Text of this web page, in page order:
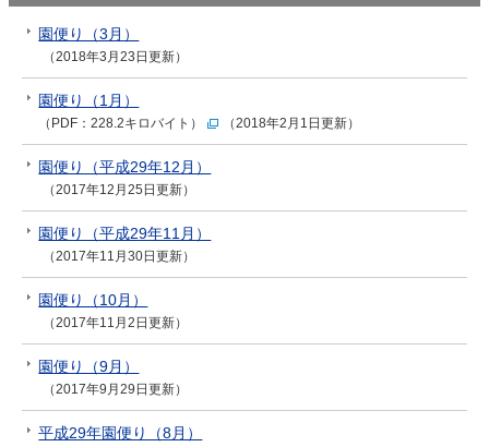
園便り（3月）
（2018年3月23日更新）
園便り（1月）
（PDF：228.2キロバイト） （2018年2月1日更新）
園便り（平成29年12月）
（2017年12月25日更新）
園便り（平成29年11月）
（2017年11月30日更新）
園便り（10月）
（2017年11月2日更新）
園便り（9月）
（2017年9月29日更新）
平成29年園便り（8月）